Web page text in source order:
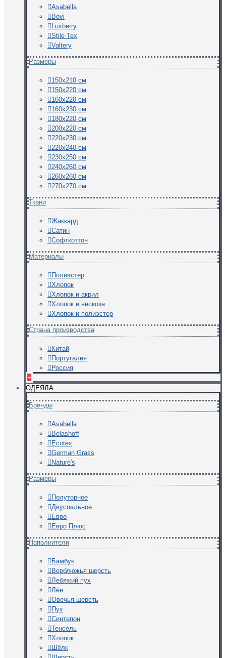
Asabella
Bovi
Luxberry
Stile Tex
Valtery
Размеры
150х210 см
150х220 см
160х220 см
160х230 см
180х220 см
200х220 см
220х230 см
220х240 см
230х250 см
240х260 см
260х260 см
270х270 см
Ткани
Жаккард
Сатин
Софткоттон
Материалы
Полиэстер
Хлопок
Хлопок и акрил
Хлопок и вискоза
Хлопок и полиэстер
Страна производства
Китай
Португалия
Россия
+
ОДЕЯЛА
Бренды
Asabella
Belashoff
Ecotex
German Grass
Nature's
Размеры
Полуторное
Двуспальное
Евро
Евро Плюс
Наполнители
Бамбук
Верблюжья шерсть
Лебяжий пух
Лён
Овечья шерсть
Пух
Синтепон
Тенсель
Хлопок
Шёлк